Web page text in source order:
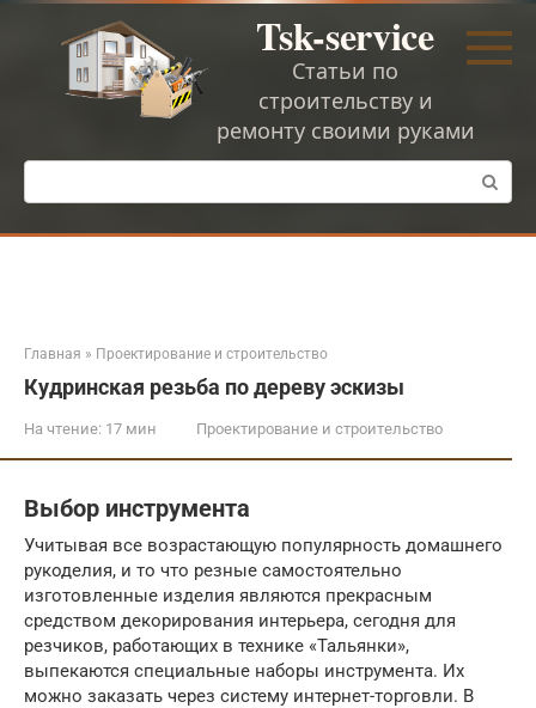
Перейти
Tsk-service
Статьи по
строительству и
ремонту своими руками
Поиск:
Главная » Проектирование и строительство
Кудринская резьба по дереву эскизы
На чтение: 17 мин Проектирование и строительство
Выбор инструмента
Учитывая все возрастающую популярность домашнего
рукоделия, и то что резные самостоятельно
изготовленные изделия являются прекрасным
средством декорирования интерьера, сегодня для
резчиков, работающих в технике «Тальянки»,
выпекаются специальные наборы инструмента. Их
можно заказать через систему интернет-торговли. В